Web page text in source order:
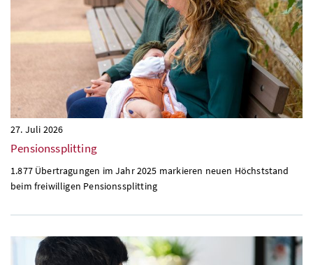
27. Juli 2026
Pensionssplitting
1.877 Übertragungen im Jahr 2025 markieren neuen Höchststand
beim freiwilligen Pensionssplitting